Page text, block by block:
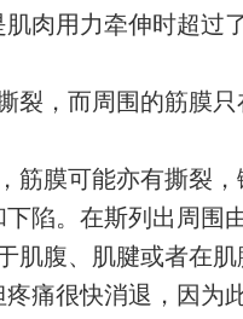
肉用力牵伸时超过
裂，而周围的筋膜
筋膜可能亦有撕裂
陷。在斯列出周围
肌腹、肌腱或者在
痛很快消退，因为